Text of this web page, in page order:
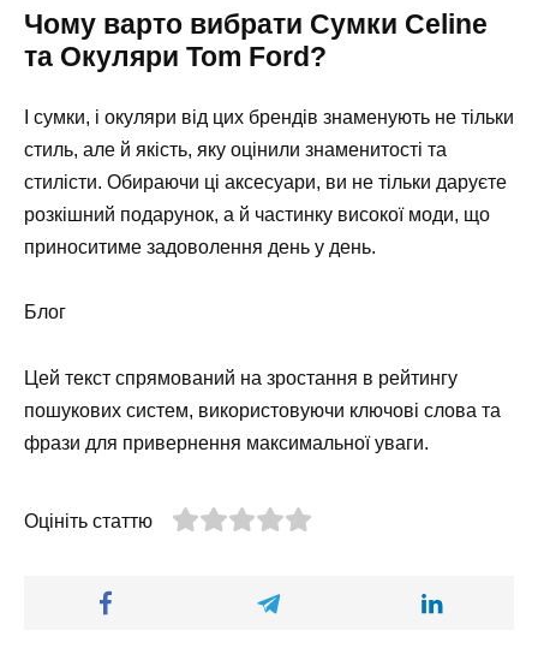
Чому варто вибрати Сумки Celine
та Окуляри Tom Ford?
І сумки, і окуляри від цих брендів знаменують не тільки
стиль, але й якість, яку оцінили знаменитості та
стилісти. Обираючи ці аксесуари, ви не тільки даруєте
розкішний подарунок, а й частинку високої моди, що
приноситиме задоволення день у день.
Блог
Цей текст спрямований на зростання в рейтингу
пошукових систем, використовуючи ключові слова та
фрази для привернення максимальної уваги.
Оцініть статтю